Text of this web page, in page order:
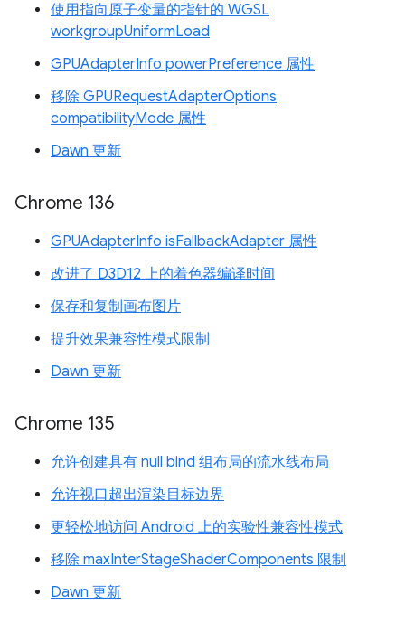
使用指向原子变量的指针的 WGSL
workgroupUniformLoad
GPUAdapterInfo powerPreference 属性
移除 GPURequestAdapterOptions
compatibilityMode 属性
Dawn 更新
Chrome 136
GPUAdapterInfo isFallbackAdapter 属性
改进了 D3D12 上的着色器编译时间
保存和复制画布图片
提升效果兼容性模式限制
Dawn 更新
Chrome 135
允许创建具有 null bind 组布局的流水线布局
允许视口超出渲染目标边界
更轻松地访问 Android 上的实验性兼容性模式
移除 maxInterStageShaderComponents 限制
Dawn 更新